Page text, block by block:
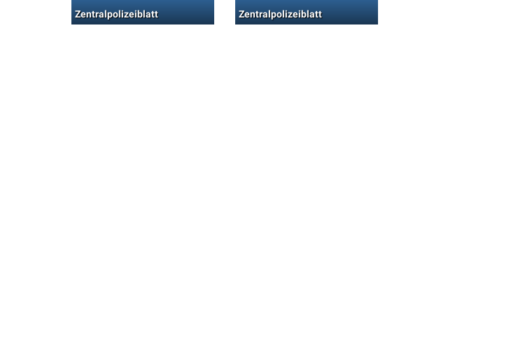
Zentralpolizeiblatt Zentralpolizeiblatt